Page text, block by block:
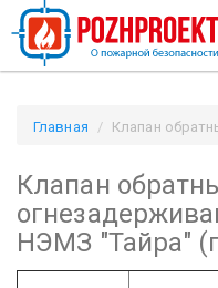
Главная
Клапан
Клапан
НЭМЗ "Тайра"